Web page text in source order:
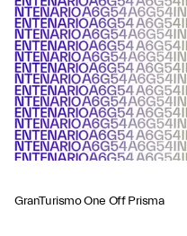
GranTurismo One Off Prisma